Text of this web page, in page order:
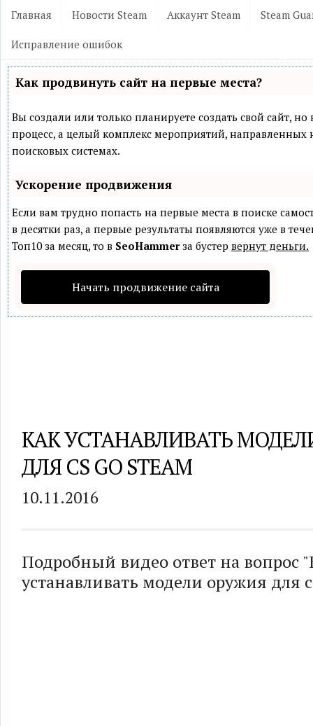
Главная Новости Steam Аккаунт Steam Steam
Исправление ошибок
Как продвинуть сайт на первые места?
Вы создали или только планируете создать свой сайт,
процесс, а целый комплекс мероприятий,
поисковых системах.
Ускорение продвижения
Если вам трудно попасть на первые места в поиске
в десятки раз, а первые результаты появляются уже в
Топ10 за месяц, то в SeoHammerза бустер вернут деньги.
Начать продвижение сайта
КАК УСТАНАВЛИВАТЬ
ДЛЯ CS GO STEAM
10.11.2016
Подробный видео ответ на вопрос
устанавливать модели оружия для